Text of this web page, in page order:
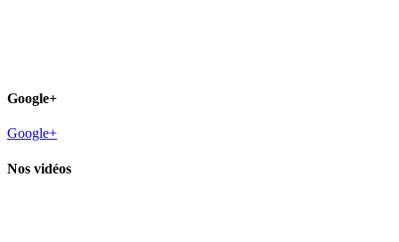
Google+
Google+
Nos vidéos